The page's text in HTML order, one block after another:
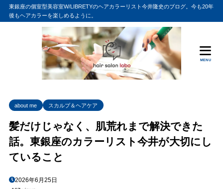
東銀座の個室型美容室W/LIBRETYのヘアカラーリスト今井隆史のブログ。今も20年
後もヘアカラーを楽しめるように。
MENU
about me スカルプ＆ヘアケア
髪だけじゃなく、肌荒れまで解決できた
話。東銀座のカラーリスト今井が大切にし
ていること
2026年6月25日